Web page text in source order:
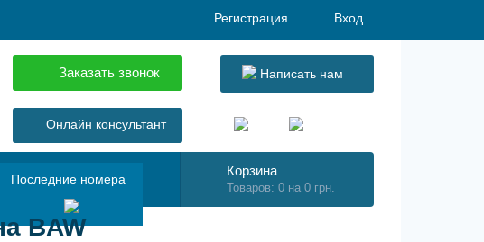
Регистрация Вход
Написать нам
Заказать звонок
Онлайн консультант
Последние номера
Корзина
Товаров: 0 на 0 грн.
BAW